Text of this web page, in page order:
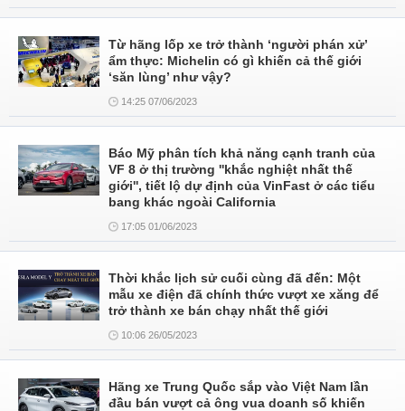
Từ hãng lốp xe trở thành ‘người phán xử’
ẩm thực: Michelin có gì khiến cả thế giới
‘săn lùng’ như vậy?
14:25 07/06/2023
Báo Mỹ phân tích khả năng cạnh tranh của
VF 8 ở thị trường ''khắc nghiệt nhất thế
giới'', tiết lộ dự định của VinFast ở các tiểu
bang khác ngoài California
17:05 01/06/2023
Thời khắc lịch sử cuối cùng đã đến: Một
mẫu xe điện đã chính thức vượt xe xăng để
trở thành xe bán chạy nhất thế giới
10:06 26/05/2023
Hãng xe Trung Quốc sắp vào Việt Nam lần
đầu bán vượt cả ông vua doanh số khiến